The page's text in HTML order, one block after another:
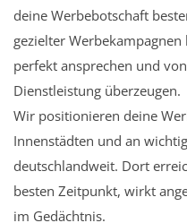
deine Werbebotschaft
gezielter
perfekt ansprechen und
Dienstleistung überzeugen.
Wir positionieren deine
Innenstädten und an
deutschlandweit. Dort
besten Zeitpunkt, wirkt
im Gedächtnis.